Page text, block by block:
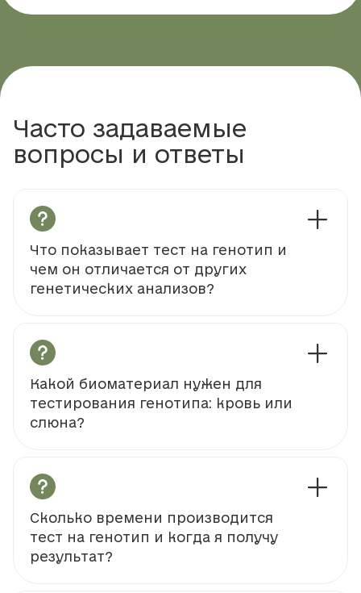
Часто задаваемые
вопросы и ответы
Что показывает тест на генотип и
чем он отличается от других
генетических анализов?
Какой биоматериал нужен для
тестирования генотипа: кровь или
слюна?
Сколько времени производится
тест на генотип и когда я получу
результат?